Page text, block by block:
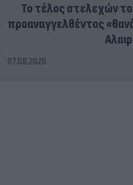
Το τέλος στελεχών
προαναγγελθέντος
07.08.2026